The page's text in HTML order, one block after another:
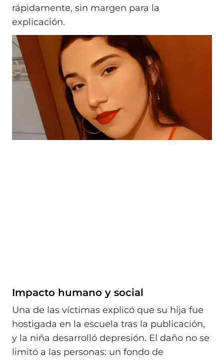
rápidamente, sin margen para la
explicación.
Impacto humano y social
Una de las víctimas explicó que su hija fue
hostigada en la escuela tras la publicación,
y la niña desarrolló depresión. El daño no se
limitó a las personas: un fondo de